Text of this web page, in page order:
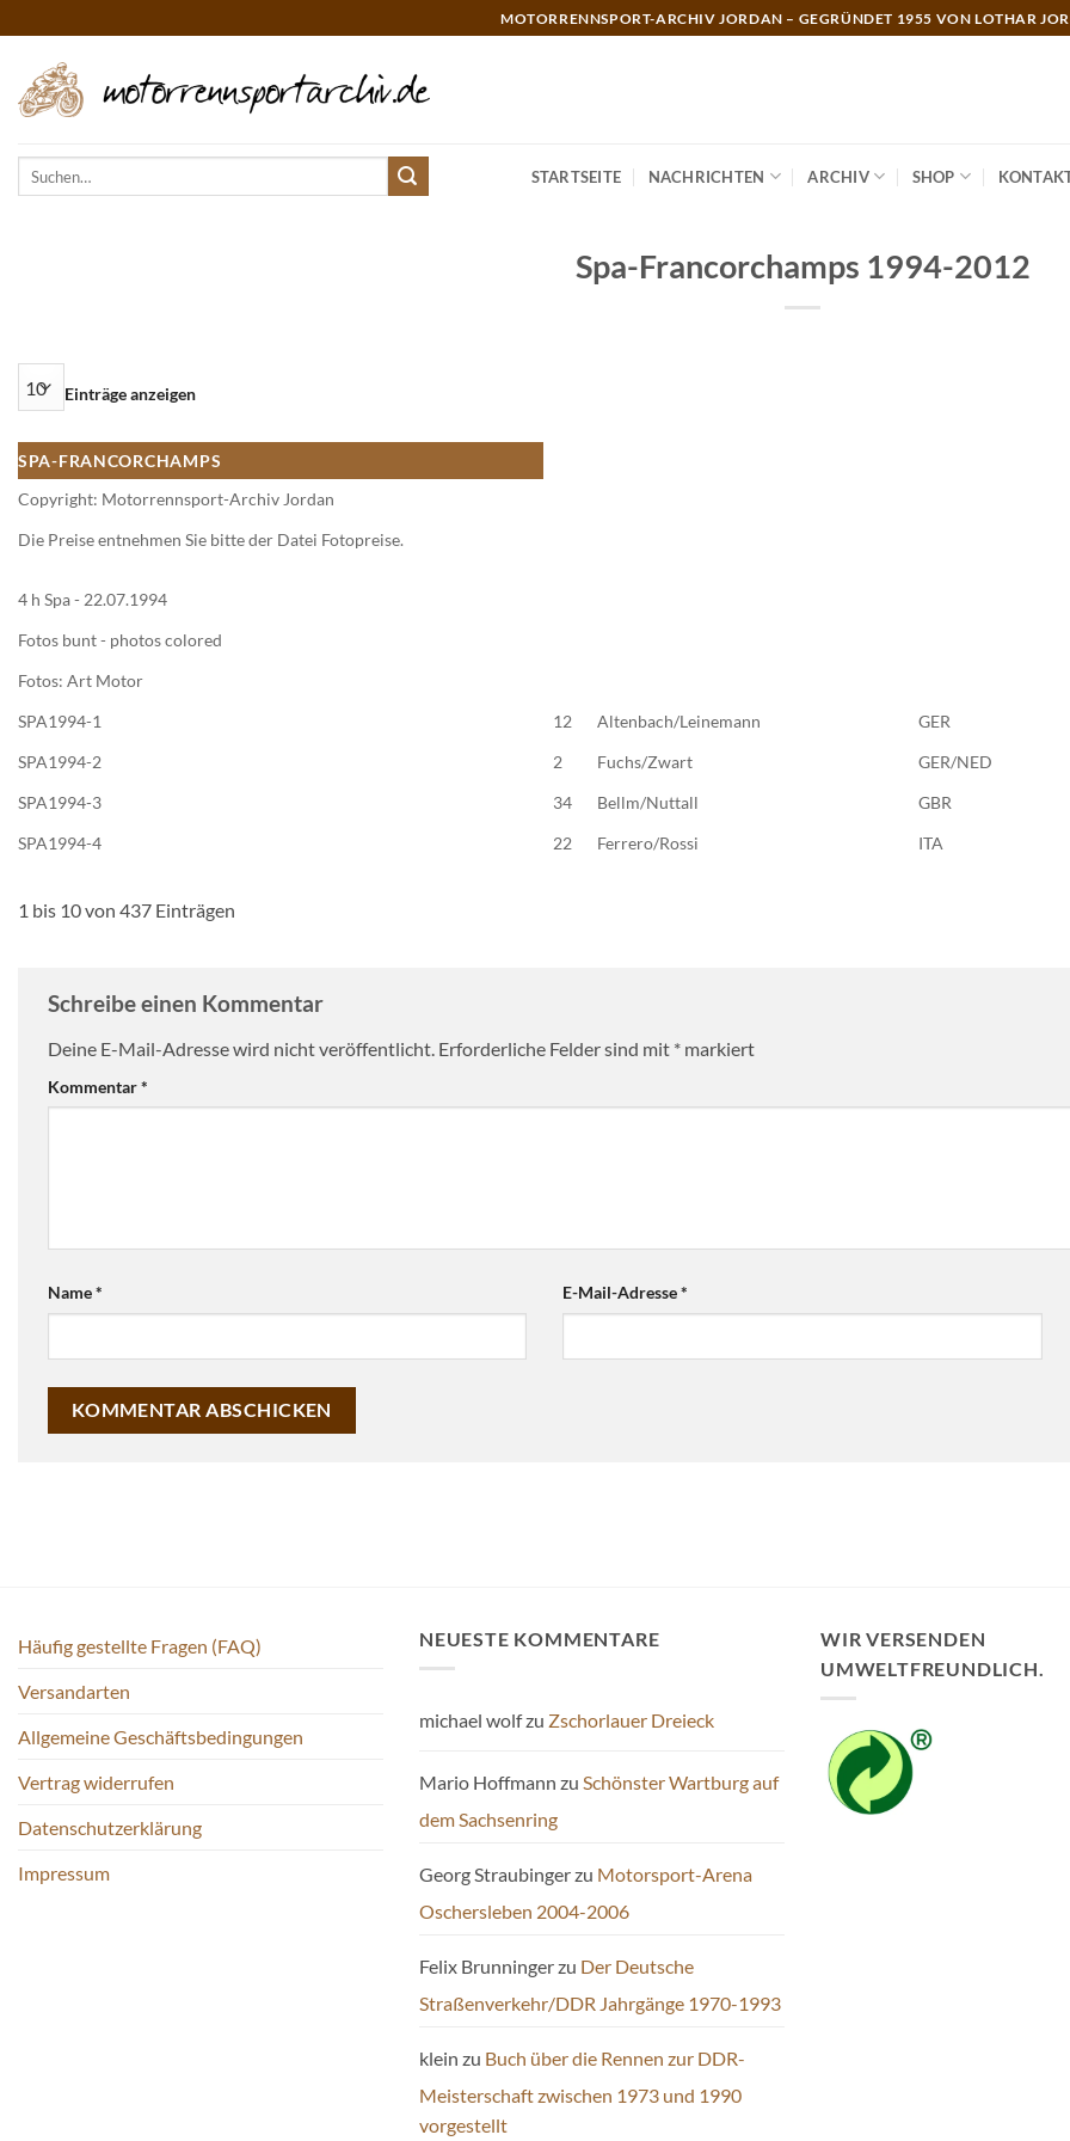
Inhalt
springen
MOTORRENNSPORT-ARCHIV JORDAN – GEGRÜNDET 1955 VON LOTHAR
STARTSEITE NACHRICHTEN ARCHIV SHOP
Spa-Francorchamps 1994-2012
Einträge anzeigen
SPA-FRANCORCHAMPS
Copyright: Motorrennsport-Archiv Jordan
Die Preise entnehmen Sie bitte der Datei Fotopreise.
4 h Spa - 22.07.1994
Fotos bunt - photos colored
Fotos: Art Motor
SPA1994-1
12 Altenbach/Leinemann GER
SPA1994-2
2 Fuchs/Zwart GER/NED
SPA1994-3
34 Bellm/Nuttall GBR
SPA1994-4
22 Ferrero/Rossi ITA
1 bis 10 von 437 Einträgen
Schreibe einen Kommentar
Deine E-Mail-Adresse wird nicht veröffentlicht. Erforderliche Felder sind mit * markiert
Kommentar*
Name* E-Mail-Adresse*
Häufig gestellte Fragen (FAQ)
Versandarten
Allgemeine Geschäftsbedingungen
Vertrag widerrufen
Datenschutzerklärung
Impressum
NEUESTE KOMMENTARE
michael wolfzu Zschorlauer Dreieck
Mario Hoffmann zu Schönster Wartburg auf
dem Sachsenring
Georg Straubingerzu Motorsport-Arena
Oschersleben 2004-2006
Felix Brunningerzu Der Deutsche
Straßenverkehr/DDR Jahrgänge 1970-1993
klein zu Buch über die Rennen zur DDR-
Meisterschaft zwischen 1973 und 1990
vorgestellt
WIR VERSENDEN
UMWELTFREUNDLICH.